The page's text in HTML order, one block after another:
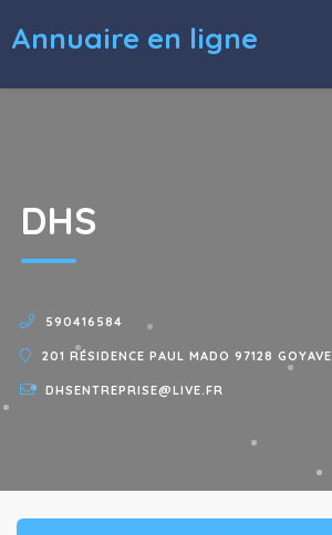
Annuaire en ligne
DHS
590416584
201 RÉSIDENCE PAUL MADO 97128 GOYAVE
DHSENTREPRISE@LIVE.FR